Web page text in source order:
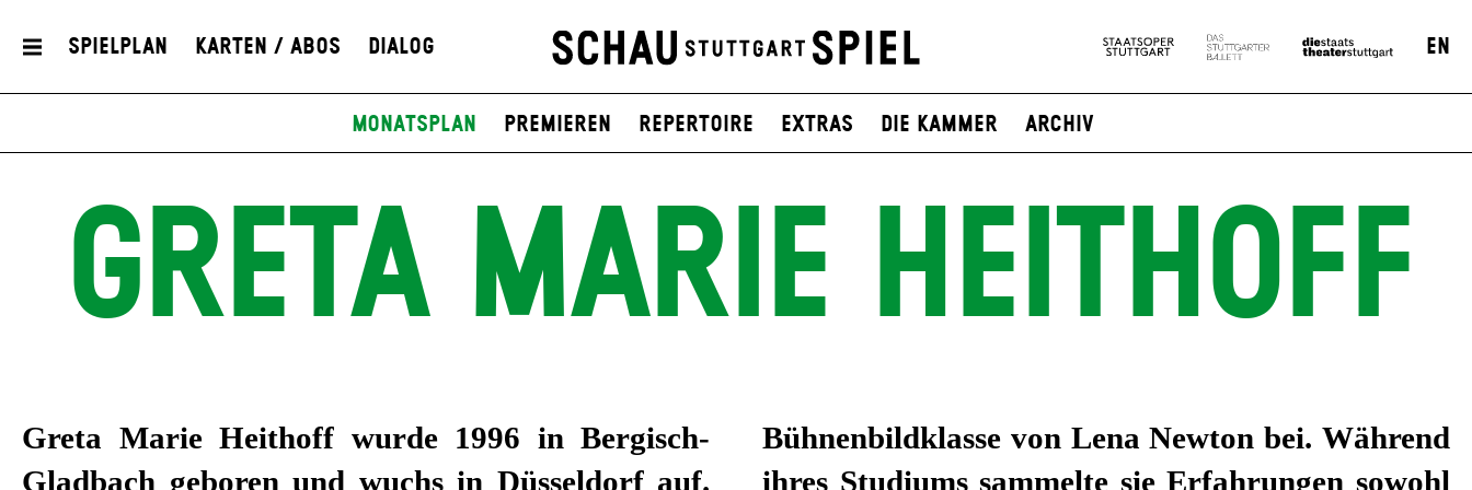
Spielplan Karten / Abos Dialog EN
Monatsplan Premieren Repertoire Extras Die Kammer Archiv
GRETA MARIE HEITHOFF
Greta Marie Heithoff wurde 1996 in Bergisch-
Gladbach geboren und wuchs in Düsseldorf auf.
Bühnenbildklasse von Lena Newton bei. Während
ihres Studiums sammelte sie Erfahrungen sowohl